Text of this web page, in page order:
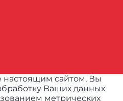
настоящим сайтом, Вы
Ваших данных
метрических